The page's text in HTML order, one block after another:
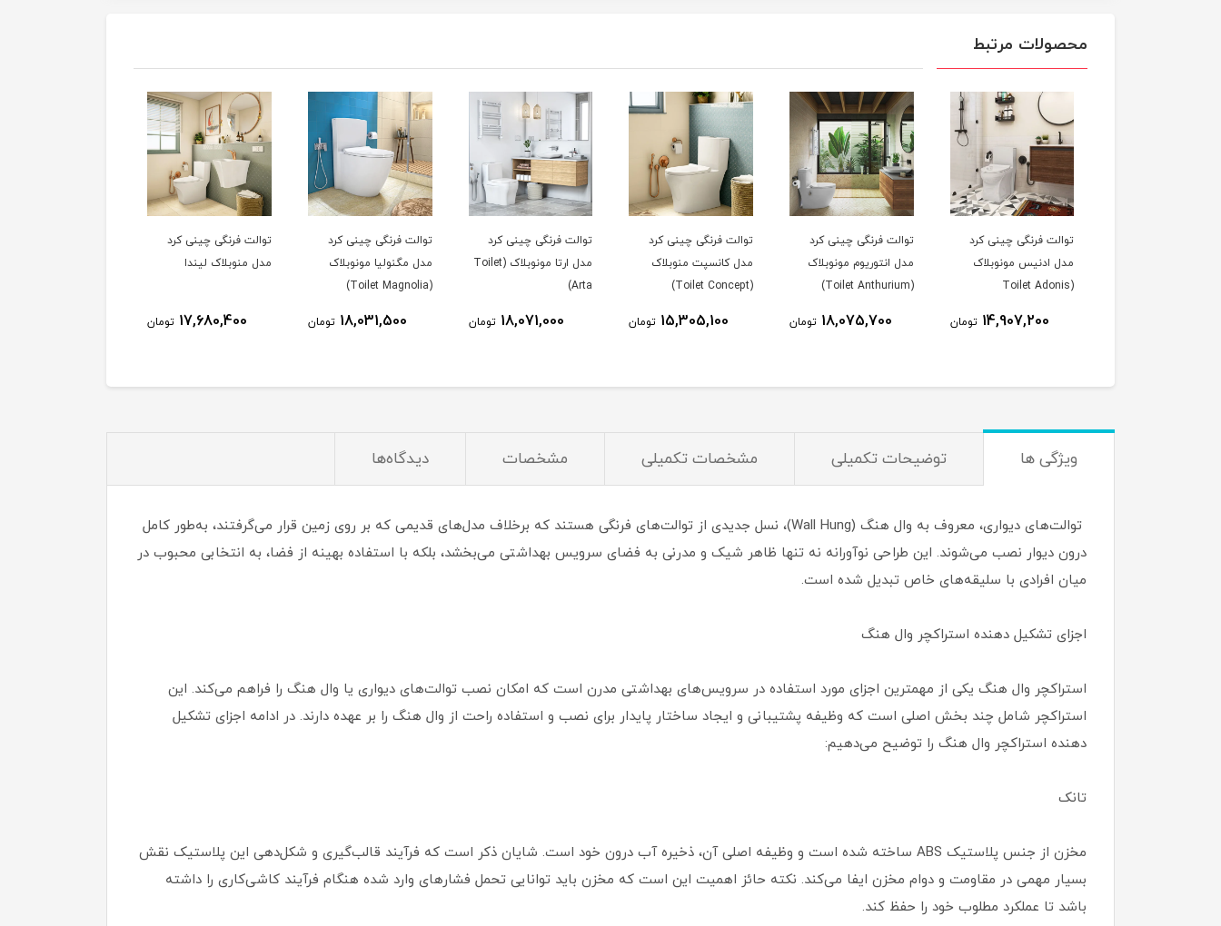
محصولات مرتبط
توالت فرنگی چینی کرد
مدل ادنیس مونوبلاک
(Toilet Adonis
14,907,200 تومان
توالت فرنگی چینی کرد
مدل انتوریوم مونوبلاک
(Toilet Anthurium)
18,075,700 تومان
توالت فرنگی چینی کرد
مدل کانسپت منوبلاک
(Toilet Concept)
15,305,100 تومان
توالت فرنگی چینی کرد
مدل ارتا مونوبلاک (Toilet
Arta)
18,071,000 تومان
توالت فرنگی چینی کرد
مدل مگنولیا مونوبلاک
(Toilet Magnolia)
18,031,500 تومان
توالت فرنگی چینی کرد
مدل منوبلاک لیندا
17,680,400 تومان
ویژگی ها توضیحات تکمیلی مشخصات تکمیلی مشخصات دیدگاه‌ها
توالت‌های دیواری، معروف به وال هنگ (Wall Hung)، نسل جدیدی از توالت‌های فرنگی هستند که برخلاف مدل‌های قدیمی که بر روی زمین قرار می‌گرفتند، به‌طور کامل
درون دیوار نصب می‌شوند. این طراحی نوآورانه نه تنها ظاهر شیک و مدرنی به فضای سرویس بهداشتی می‌بخشد، بلکه با استفاده بهینه از فضا، به انتخابی محبوب در
میان افرادی با سلیقه‌های خاص تبدیل شده است.
اجزای تشکیل دهنده استراکچر وال هنگ
استراکچر وال هنگ یکی از مهمترین اجزای مورد استفاده در سرویس‌های بهداشتی مدرن است که امکان نصب توالت‌های دیواری یا وال هنگ را فراهم می‌کند. این
استراکچر شامل چند بخش اصلی است که وظیفه پشتیبانی و ایجاد ساختار پایدار برای نصب و استفاده راحت از وال هنگ را بر عهده دارند. در ادامه اجزای تشکیل
دهنده استراکچر وال هنگ را توضیح می‌دهیم:
تانک
مخزن از جنس پلاستیک ABS ساخته شده است و وظیفه اصلی آن، ذخیره آب درون خود است. شایان ذکر است که فرآیند قالب‌گیری و شکل‌دهی این پلاستیک نقش
بسیار مهمی در مقاومت و دوام مخزن ایفا می‌کند. نکته حائز اهمیت این است که مخزن باید توانایی تحمل فشارهای وارد شده هنگام فرآیند کاشی‌کاری را داشته
باشد تا عملکرد مطلوب خود را حفظ کند.